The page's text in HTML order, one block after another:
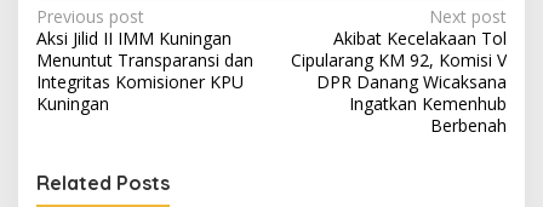
Post
navigation
Previous post
Aksi Jilid II IMM Kuningan
Menuntut Transparansi dan
Integritas Komisioner KPU
Kuningan
Next post
Akibat Kecelakaan Tol
Cipularang KM 92, Komisi V
DPR Danang Wicaksana
Ingatkan Kemenhub
Berbenah
Related Posts